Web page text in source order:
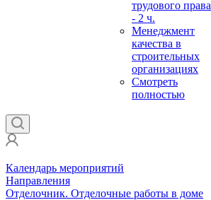
трудового права
- 2 ч.
Менеджмент
качества в
строительных
организациях
Смотреть
полностью
Календарь мероприятий
Направления
Отделочник. Отделочные работы в доме